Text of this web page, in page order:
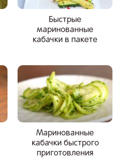
Быстрые
маринованные
кабачки в пакете
Маринованные
кабачки быстрого
приготовления